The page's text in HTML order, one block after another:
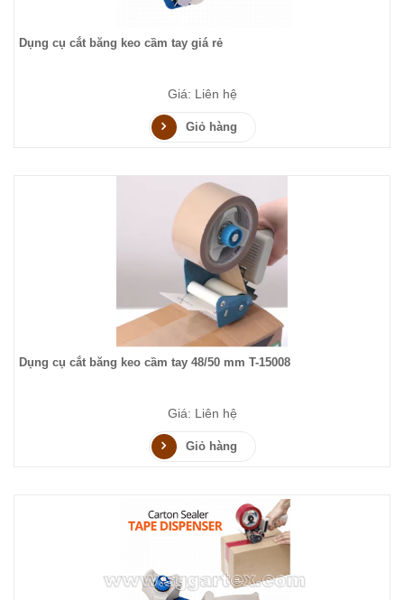
Dụng cụ cắt băng keo cầm tay giá rẻ
Giá: Liên hệ
Giỏ hàng
Dụng cụ cắt băng keo cầm tay 48/50 mm T-15008
Giá: Liên hệ
Giỏ hàng